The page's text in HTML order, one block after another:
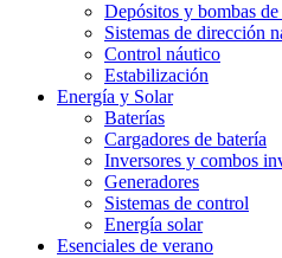
Depósitos y bombas de
Sistemas de dirección
Control náutico
Estabilización
Energía y Solar
Baterías
Cargadores de batería
Inversores y combos
Generadores
Sistemas de control
Energía solar
Esenciales de verano